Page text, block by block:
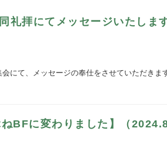
礼拝にてメッセージいたします
にて、メッセージの奉仕をさせていただきま
BFに変わりました】（